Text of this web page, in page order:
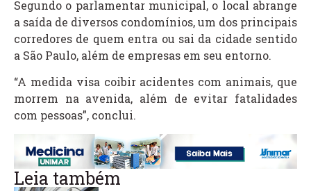
Segundo o parlamentar municipal, o local abrange
a saída de diversos condomínios, um dos principais
corredores de quem entra ou sai da cidade sentido
a São Paulo, além de empresas em seu entorno.
“A medida visa coibir acidentes com animais, que
morrem na avenida, além de evitar fatalidades
com pessoas”, conclui.
Leia também